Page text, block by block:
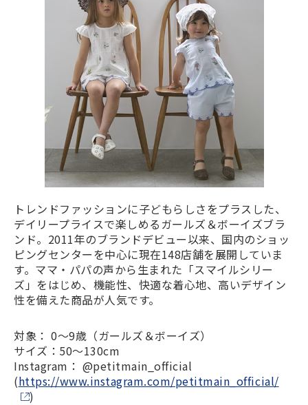
トレンドファッションに子どもらしさをプラスした、
デイリープライスで楽しめるガールズ＆ボーイズブラ
ンド。2011年のブランドデビュー以来、国内のショッ
ピングセンターを中心に現在148店舗を展開していま
す。ママ‧パパの声から生まれた「スマイルシリー
ズ」をはじめ、機能性、快適な着心地、高いデザイン
性を備えた商品が人気です。
対象： 0～9歳（ガールズ＆ボーイズ）
サイズ：50～130cm
Instagram： @petitmain_official
(https://www.instagram.com/petitmain_official/
)